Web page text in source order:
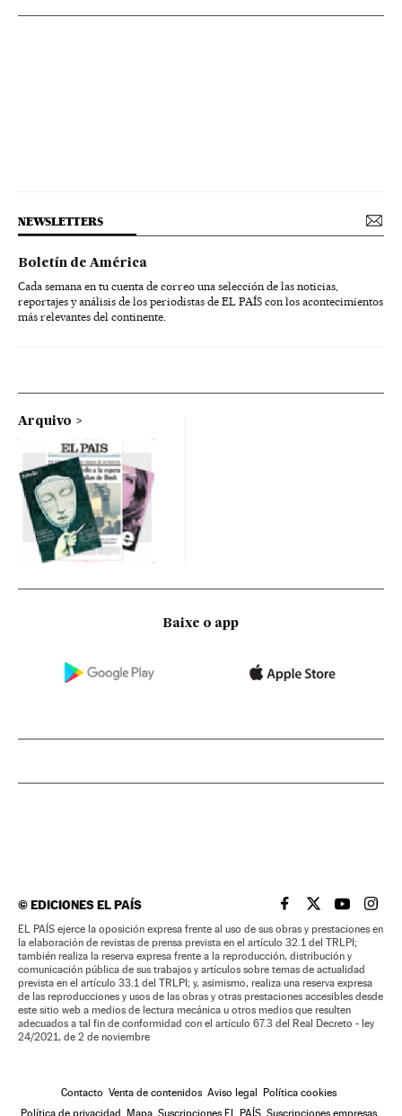
NEWSLETTERS
Boletín de América
Cada semana en tu cuenta de correo una selección de las noticias,
reportajes y análisis de los periodistas de EL PAÍS con los acontecimientos
más relevantes del continente.
Arquivo
Baixe o app
©EDICIONES EL PAÍS EL PAÍS BRASIL EN
EL PAÍSEL PAÍS
EL
EL PAÍS ejerce la oposición expresa frente al uso de sus obras y prestaciones en
la elaboración de revistas de prensa prevista en el artículo 32.1 del TRLPI;
también realiza la reserva expresa frente a la reproducción, distribución y
comunicación pública de sus trabajos y artículos sobre temas de actualidad
prevista en el artículo 33.1 del TRLPI; y, asimismo, realiza una reserva expresa
de las reproducciones y usos de las obras y otras prestaciones accesibles desde
este sitio web a medios de lectura mecánica u otros medios que resulten
adecuados a tal fin de conformidad con el artículo 67.3 del Real Decreto - ley
24/2021, de 2 de noviembre
Contacto Venta de contenidos Aviso legal
Política cookies